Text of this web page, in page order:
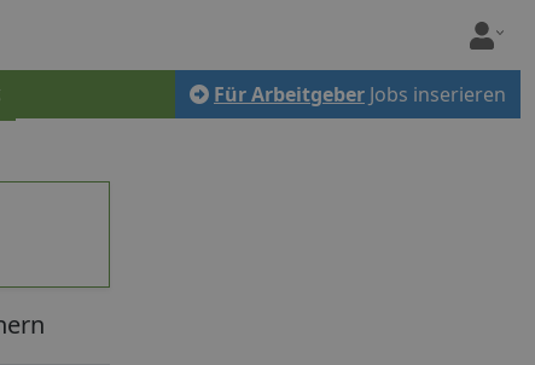
Für Arbeitgeber Jobs inserieren